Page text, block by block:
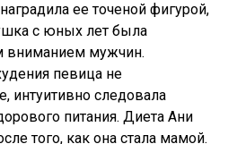
ее точеной фигурой,
с юных лет была
мужчин.
певица не
интуитивно следовала
питания. Диета Ани
того, как она стала мамой.